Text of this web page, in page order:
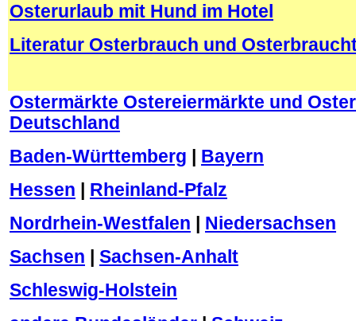
Osterurlaub mit Hund im Hotel
Literatur Osterbrauch und
Ostermärkte Ostereiermärkte und
Deutschland
Baden-Württemberg
Bayern
Hessen
Rheinland-Pfalz
Nordrhein-Westfalen
Niedersachsen
Sachsen
Sachsen-Anhalt
Schleswig-Holstein